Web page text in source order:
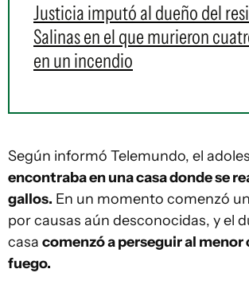
Justicia imputó al dueño del
Salinas en el que murieron
en un incendio
Según informó Telemundo, el
encontraba en una casa donde se
gallos. En un momento comenzó
por causas aún desconocidas, y el
casa comenzó a perseguir al menor
fuego.